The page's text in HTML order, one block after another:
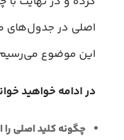
اصلی در جدول‌های
این موضوع
در ادامه خواهید
چگونه کلید اصلی را